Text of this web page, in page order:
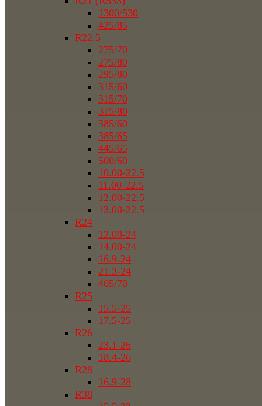
1300/530
425/85
R22.5
275/70
275/80
295/80
315/60
315/70
315/80
385/60
385/65
445/65
500/60
10.00-22.5
11.00-22.5
12.00-22.5
13.00-22.5
R24
12.00-24
14.00-24
16.9-24
21.3-24
405/70
R25
15.5-25
17.5-25
R26
23.1-26
18.4-26
R28
16.9-28
R38